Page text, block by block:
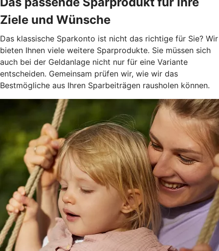
Ziele und Wünsche
Das klassische Sparkonto ist nicht das richtige für Sie? Wir
bieten Ihnen viele weitere Sparprodukte. Sie müssen sich
auch bei der Geldanlage nicht nur für eine Variante
entscheiden. Gemeinsam prüfen wir, wie wir das
Bestmögliche aus Ihren Sparbeiträgen rausholen können.